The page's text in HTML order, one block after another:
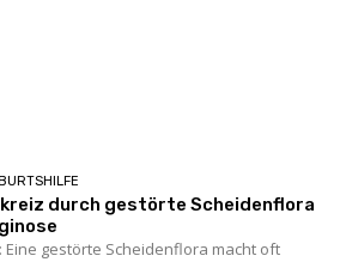
durch gestörte Scheidenflora
Eine gestörte Scheidenflora macht oft